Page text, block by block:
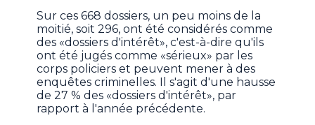
Sur ces 668 dossiers, un peu moins de la
moitié, soit 296, ont été considérés comme
des «dossiers d'intérêt», c'est-à-dire qu'ils
ont été jugés comme «sérieux» par les
corps policiers et peuvent mener à des
enquêtes criminelles. Il s'agit d'une hausse
de 27 % des «dossiers d'intérêt», par
rapport à l'année précédente.